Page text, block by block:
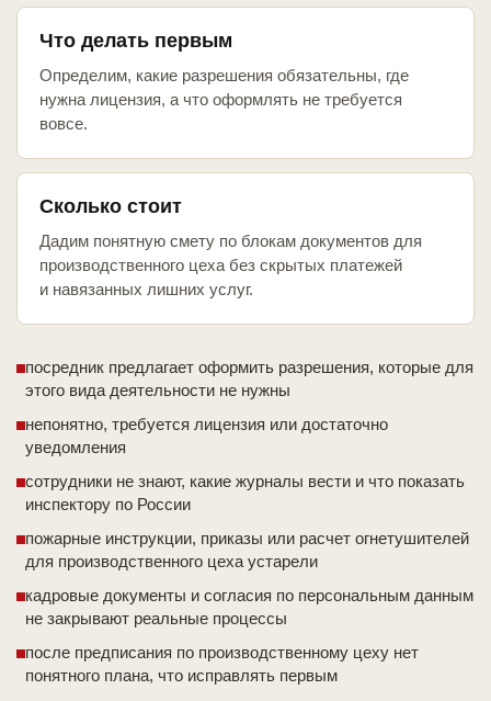
Что делать первым
Определим, какие разрешения обязательны, где
нужна лицензия, а что оформлять не требуется
вовсе.
Сколько стоит
Дадим понятную смету по блокам документов для
производственного цеха без скрытых платежей
и навязанных лишних услуг.
посредник предлагает оформить разрешения, которые для
этого вида деятельности не нужны
непонятно, требуется лицензия или достаточно
уведомления
сотрудники не знают, какие журналы вести и что показать
инспектору по России
пожарные инструкции, приказы или расчет огнетушителей
для производственного цеха устарели
кадровые документы и согласия по персональным данным
не закрывают реальные процессы
после предписания по производственному цеху нет
понятного плана, что исправлять первым